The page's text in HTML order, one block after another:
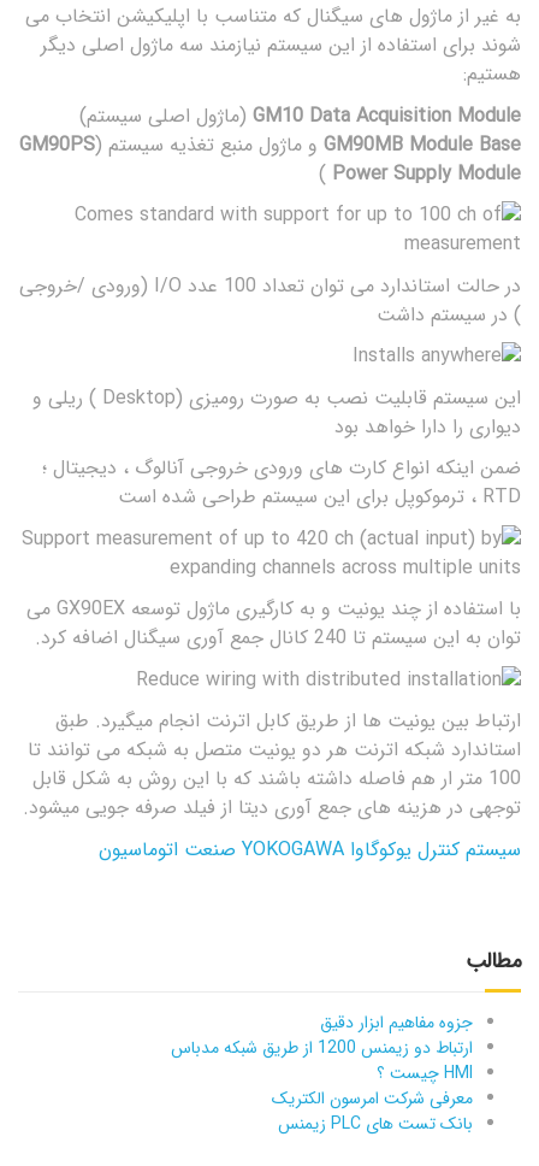
به غیر از ماژول های سیگنال که متناسب با اپلیکیشن انتخاب می
شوند برای استفاده از این سیستم نیازمند سه ماژول اصلی دیگر
هستیم:
GM10 Data Acquisition Module (ماژول اصلی سیستم)
GM90MB Module Base و ماژول منبع تغذیه سیستم (GM90PS
Power Supply Module
)
در حالت استاندارد می توان تعداد 100 عدد I/O (ورودی /خروجی
) در سیستم داشت
این سیستم قابلیت نصب به صورت رومیزی (Desktop ) ریلی و
دیواری را دارا خواهد بود
ضمن اینکه انواع کارت های ورودی خروجی آنالوگ ، دیجیتال ؛
RTD ، ترموکوپل برای این سیستم طراحی شده است
با استفاده از چند یونیت و به کارگیری ماژول توسعه GX90EX می
توان به این سیستم تا 240 کانال جمع آوری سیگنال اضافه کرد.
ارتباط بین یونیت ها از طریق کابل اترنت انجام میگیرد. طبق
استاندارد شبکه اترنت هر دو یونیت متصل به شبکه می توانند تا
100 متر ار هم فاصله داشته باشند که با این روش به شکل قابل
توجهی در هزینه های جمع آوری دیتا از فیلد صرفه جویی میشود.
سیستم کنترل یوکوگاوا YOKOGAWA صنعت اتوماسیون
مطالب
جزوه مفاهیم ابزار دقیق
ارتباط دو زیمنس 1200 از طریق شبکه مدباس
HMI چیست ؟
معرفی شرکت امرسون الکتریک
بانک تست های PLC زیمنس